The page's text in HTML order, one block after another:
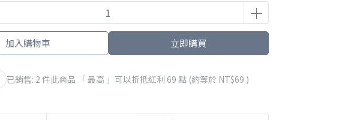
加入購物車 立即購買
已銷售: 2 件此商品 「 最高 」可以折抵紅利 69 點 (約等於 NT$69 )